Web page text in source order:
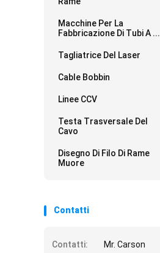
Macchine Per La
Fabbricazione Di Tubi A ...
Tagliatrice Del Laser
Cable Bobbin
Linee CCV
Testa Trasversale Del
Cavo
Disegno Di Filo Di Rame
Muore
Contatti
Contatti:
Mr. Carson